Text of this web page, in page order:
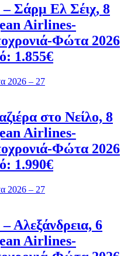
Σάρμ Ελ Σέιχ, 8
Airlines-
Φώτα 2026
1.855€
2026 – 27
στο Νείλο, 8
Airlines-
Φώτα 2026
1.990€
2026 – 27
6
Airlines-